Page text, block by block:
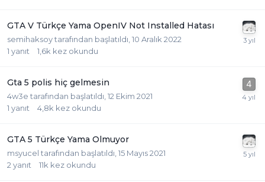
GTA V Türkçe Yama OpenIV Not Installed Hatası
semihaksoytarafından başlatıldı,10 Aralık 2022
1 yanıt 1,6k kez okundu
Gta 5 polis hiç gelmesin
4w3e tarafından başlatıldı,12 Ekim 2021
1 yanıt 4,8k kez okundu
GTA 5 Türkçe Yama Olmuyor
msyucel tarafından başlatıldı,15 Mayıs 2021
2yanıt 11k kez okundu